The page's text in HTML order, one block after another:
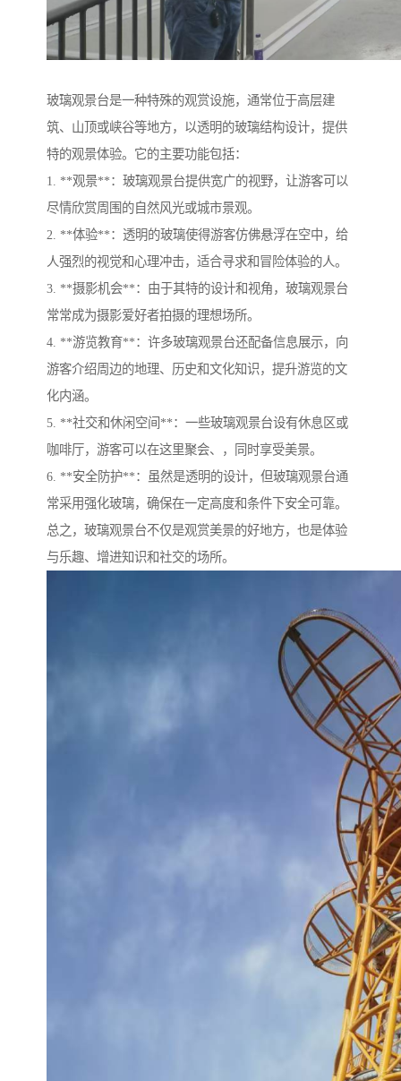
玻璃观景台是一种特殊的观赏设施，通常位于高层建
筑、山顶或峡谷等地方，以透明的玻璃结构设计，提供
特的观景体验。它的主要功能包括：
1. **观景**：玻璃观景台提供宽广的视野，让游客可以
尽情欣赏周围的自然风光或城市景观。
2. **体验**：透明的玻璃使得游客仿佛悬浮在空中，给
人强烈的视觉和心理冲击，适合寻求和冒险体验的人。
3. **摄影机会**：由于其特的设计和视角，玻璃观景台
常常成为摄影爱好者拍摄的理想场所。
4. **游览教育**：许多玻璃观景台还配备信息展示，向
游客介绍周边的地理、历史和文化知识，提升游览的文
化内涵。
5. **社交和休闲空间**：一些玻璃观景台设有休息区或
咖啡厅，游客可以在这里聚会、，同时享受美景。
6. **安全防护**：虽然是透明的设计，但玻璃观景台通
常采用强化玻璃，确保在一定高度和条件下安全可靠。
总之，玻璃观景台不仅是观赏美景的好地方，也是体验
与乐趣、增进知识和社交的场所。